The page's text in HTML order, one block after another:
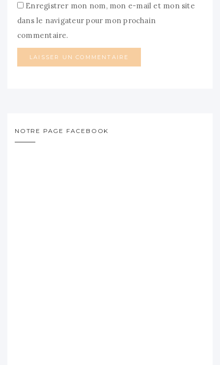
Enregistrer mon nom, mon e-mail et mon site
dans le navigateur pour mon prochain
commentaire.
NOTRE PAGE FACEBOOK